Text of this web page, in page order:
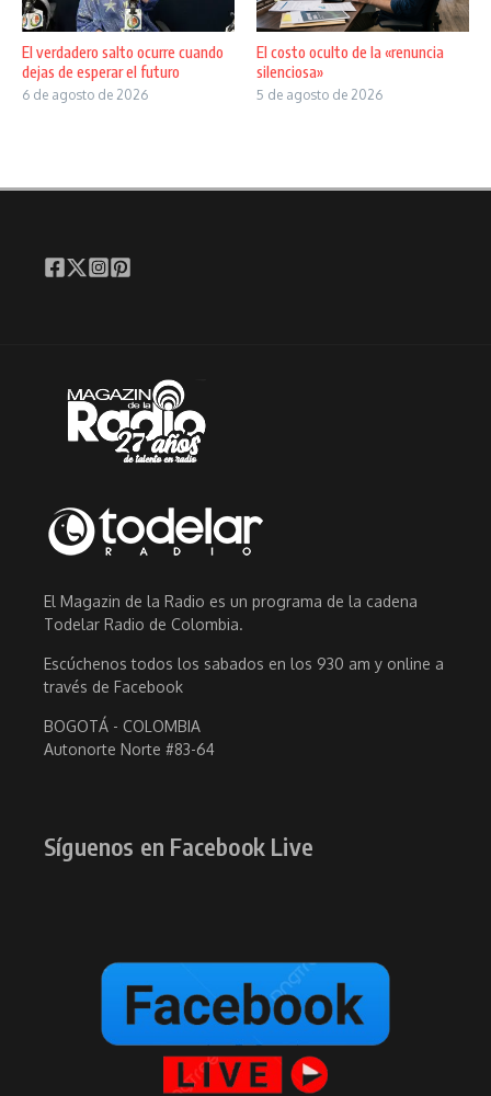
El verdadero salto ocurre cuando
dejas de esperar el futuro
6 de agosto de 2026
El costo oculto de la «renuncia
silenciosa»
5 de agosto de 2026
El Magazin de la Radio es un programa de la cadena
Todelar Radio de Colombia.
Escúchenos todos los sabados en los 930 am y online a
través de Facebook
BOGOTÁ - COLOMBIA
Autonorte Norte #83-64
Síguenos en Facebook Live